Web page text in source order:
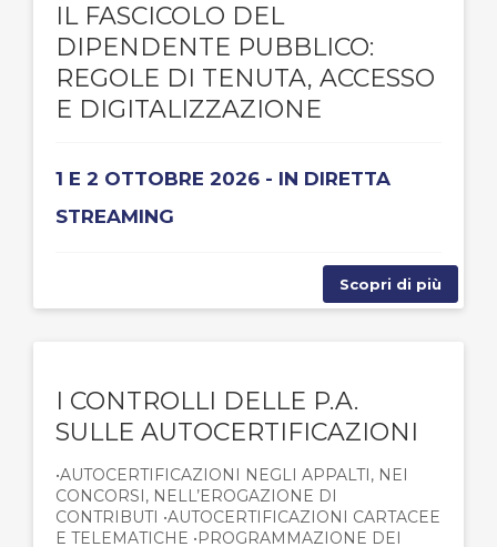
IL FASCICOLO DEL
DIPENDENTE PUBBLICO:
REGOLE DI TENUTA, ACCESSO
E DIGITALIZZAZIONE
1 E 2 OTTOBRE 2026 - IN DIRETTA
STREAMING
Scopri di più
I CONTROLLI DELLE P.A.
SULLE AUTOCERTIFICAZIONI
•AUTOCERTIFICAZIONI NEGLI APPALTI, NEI
CONCORSI, NELL’EROGAZIONE DI
CONTRIBUTI •AUTOCERTIFICAZIONI CARTACEE
E TELEMATICHE •PROGRAMMAZIONE DEI